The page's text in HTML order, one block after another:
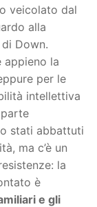
veicolato dal
alla
Down.
appieno la
per le
intellettiva
stati abbattuti
ma c’è un
la
è
e gli